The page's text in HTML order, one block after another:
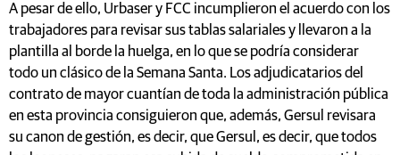
A pesar de ello, Urbaser y FCC incumplieron el acuerdo con los
trabajadores para revisar sus tablas salariales y llevaron a la
plantilla al borde la huelga, en lo que se podría considerar
todo un clásico de la Semana Santa. Los adjudicatarios del
contrato de mayor cuantían de toda la administración pública
en esta provincia consiguieron que, además, Gersul revisara
su canon de gestión, es decir, que Gersul, es decir, que todos